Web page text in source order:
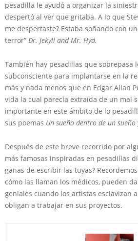
pesadilla le ayudó a organizar la
despertó al ver que gritaba. A lo que
me despertaste? Estaba soñando con
terror” Dr. Jekyll and Mr. Hyd.
También hay pesadillas que sobrepasa
subconsciente para implantarse en la
más y nada menos que en Edgar Allan
vida la cual parecía extraída de un mal
importante en este ámbito de lo
sus poemas Un sueño dentro de un sueño
Después de este breve recorrido por
más famosas inspiradas en pesadillas
ganas de escribir las tuyas?
cómo las llaman los médicos, pueden
geniales cuando los artistas esclavizan
obligan a trabajar en sus proyectos.